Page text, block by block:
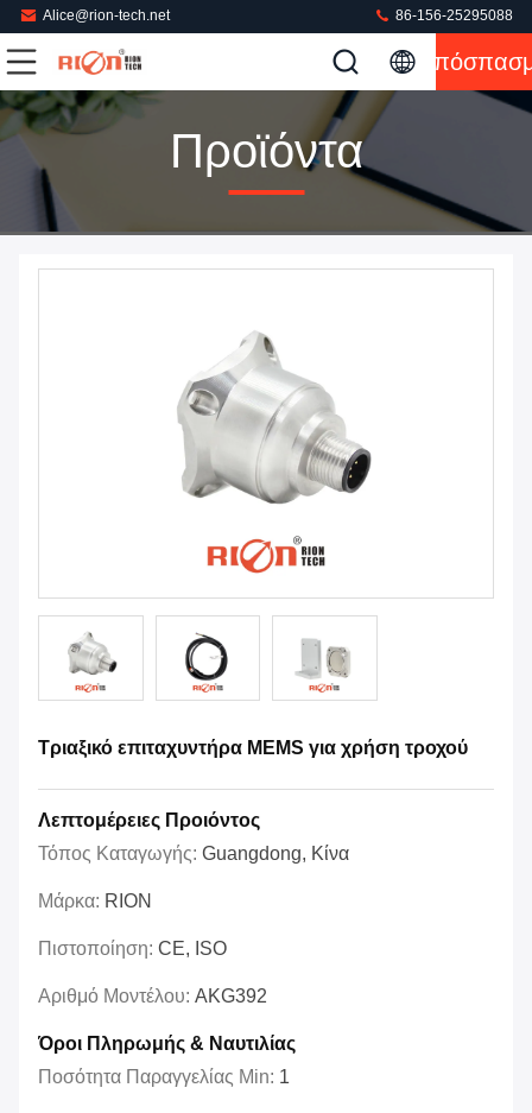
Alice@rion-tech.net 86-156-25295088
Προϊόντα
Τριαξικό επιταχυντήρα MEMS για χρήση τροχού
Λεπτομέρειες Προιόντος
Τόπος Καταγωγής: Guangdong, Κίνα
Μάρκα: RION
Πιστοποίηση: CE, ISO
Αριθμό Μοντέλου: AKG392
Όροι Πληρωμής & Ναυτιλίας
Ποσότητα Παραγγελίας Min: 1